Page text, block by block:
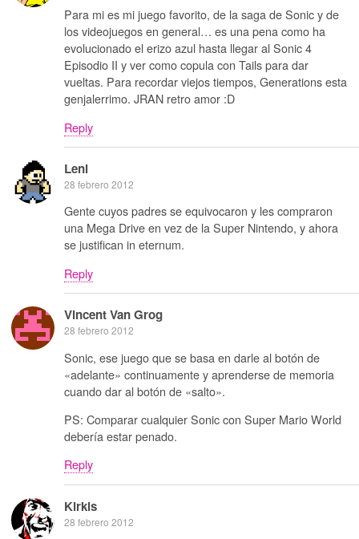
Para mi es mi juego favorito, de la saga de Sonic y de
los videojuegos en general… es una pena como ha
evolucionado el erizo azul hasta llegar al Sonic 4
Episodio II y ver como copula con Tails para dar
vueltas. Para recordar viejos tiempos, Generations esta
genjalerrimo. JRAN retro amor :D
Reply
Leni
28 febrero 2012
Gente cuyos padres se equivocaron y les compraron
una Mega Drive en vez de la Super Nintendo, y ahora
se justifican in eternum.
Reply
Vincent Van Grog
28 febrero 2012
Sonic, ese juego que se basa en darle al botón de
«adelante» continuamente y aprenderse de memoria
cuando dar al botón de «salto».
PS: Comparar cualquier Sonic con Super Mario World
debería estar penado.
Reply
Kirkis
28 febrero 2012